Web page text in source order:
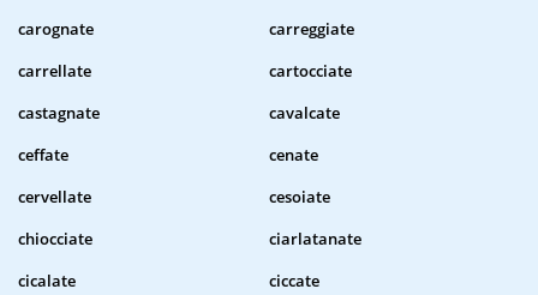
carognate
carreggiate
carrellate
cartocciate
castagnate
cavalcate
ceffate
cenate
cervellate
cesoiate
chiocciate
ciarlatanate
cicalate
ciccate